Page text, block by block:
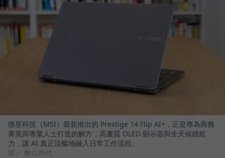
微星科技（MSI）最新推出的 Prestige 14 Flip AI+，正是專為商務
菁英與專業人士打造的解方，高畫質 OLED 顯示器與全天候續航
力，讓 AI 真正流暢地融入日常工作流程。
圖／ 數位時代